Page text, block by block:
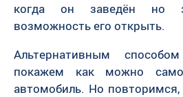
когда он заведён но
возможность его открыть.
Альтернативным
покажем как можно
автомобиль. Но повторимся,